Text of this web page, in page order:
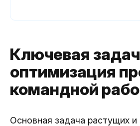
Ключевая
оптимизация
командной
Основная задача растущих и